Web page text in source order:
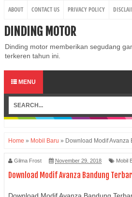
ABOUT CONTACT US PRIVACY POLICY
DINDING MOTOR
Dinding motor memberikan segudang
terkeren tahun ini.
MENU
Home » Mobil Baru » Download Modif Avanza
Gilma Frost November 29, 2018 Mobil
Download Modif Avanza Bandung